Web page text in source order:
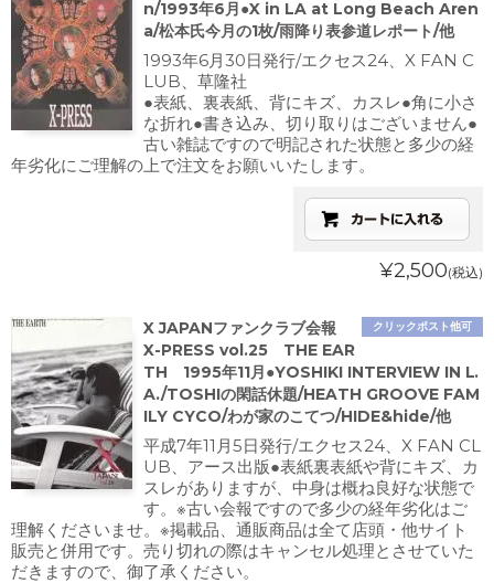
n/1993年6月●X in LA at Long Beach Aren
a/松本氏今月の1枚/雨降り表参道レポート/他
1993年6月30日発行/エクセス24、X FAN C
LUB、草隆社
●表紙、裏表紙、背にキズ、カスレ●角に小さ
な折れ●書き込み、切り取りはございません●
古い雑誌ですので明記された状態と多少の経
年劣化にご理解の上で注文をお願いいたします。
¥2,500(税込)
クリックポスト他可
X JAPANファンクラブ会報
X-PRESS vol.25 THE EAR
TH 1995年11月●YOSHIKI INTERVIEW IN L.
A./TOSHIの閑話休題/HEATH GROOVE FAM
ILY CYCO/わが家のこてつ/HIDE&hide/他
平成7年11月5日発行/エクセス24、X FAN CL
UB、アース出版●表紙裏表紙や背にキズ、カ
スレがありますが、中身は概ね良好な状態で
す。※古い会報ですので多少の経年劣化はご
理解くださいませ。※掲載品、通販商品は全て店頭・他サイト
販売と併用です。売り切れの際はキャンセル処理とさせていた
だきますので、御了承ください。